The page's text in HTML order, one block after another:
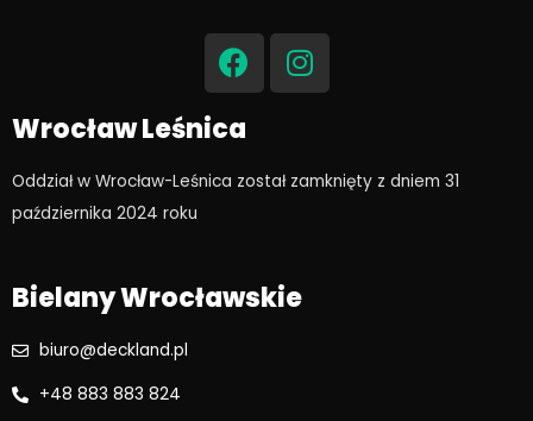
F
a
c
e
b
o
o
I
n
s
g
r
Wrocław Leśnica
Oddział w Wrocław-Leśnica został zamknięty z dniem 31
października 2024 roku​
Bielany Wrocławskie
biuro@deckland.pl
+48 883 883 824